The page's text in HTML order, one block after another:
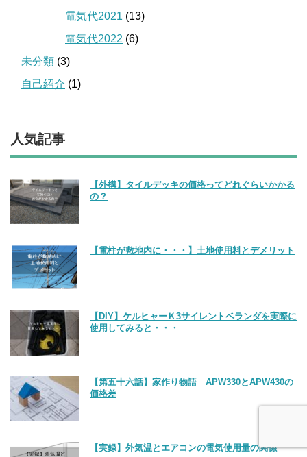
電気代2021 (13)
電気代2022 (6)
未分類 (3)
自己紹介 (1)
人気記事
【外構】タイルデッキの価格ってどれぐらいかかる
の？
【電柱が敷地内に・・・】土地使用料とデメリット
【DIY】ケルヒャーＫ3サイレントベランダを実際に
使用してみると・・・
【第五十六話】家作り物語 APW330とAPW430の
価格差
【実録】外気温とエアコンの電気使用量の関係